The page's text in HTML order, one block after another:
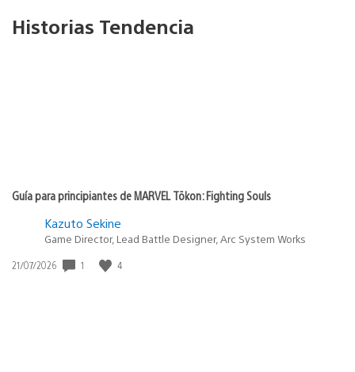
Historias Tendencia
Guía para principiantes de MARVEL Tōkon: Fighting Souls
Kazuto Sekine
Game Director, Lead Battle Designer, Arc System Works
Fecha
21/07/2026 1 4